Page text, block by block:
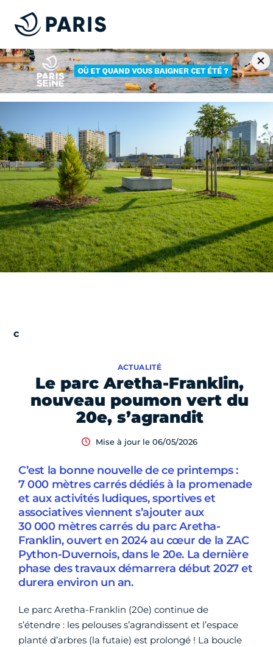
Le parc Aretha-Franklin,
nouveau poumon vert du
20e, s’agrandit
ACTUALITÉ
Mise à jour le 06/05/2026
C’est la bonne nouvelle de ce printemps :
7 000 mètres carrés dédiés à la promenade
et aux activités ludiques, sportives et
associatives viennent s’ajouter aux
30 000 mètres carrés du parc Aretha-
Franklin, ouvert en 2024 au cœur de la ZAC
Python-Duvernois, dans le 20e. La dernière
phase des travaux démarrera début 2027 et
durera environ un an.
Le parc Aretha-Franklin (20e) continue de
s’étendre : les pelouses s’agrandissent et l’espace
planté d’arbres (la futaie) est prolongé ! La boucle